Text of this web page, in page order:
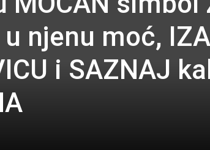
njenu moć,
i SAZNAJ